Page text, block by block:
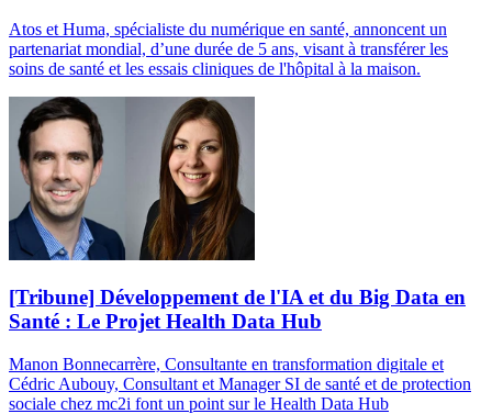
Atos et Huma, spécialiste du numérique en santé, annoncent un
partenariat mondial, d’une durée de 5 ans, visant à transférer les
soins de santé et les essais cliniques de l'hôpital à la maison.
[Tribune] Développement de l'IA et du Big Data en
Santé : Le Projet Health Data Hub
Manon Bonnecarrère, Consultante en transformation digitale et
Cédric Aubouy, Consultant et Manager SI de santé et de protection
sociale chez mc2i font un point sur le Health Data Hub